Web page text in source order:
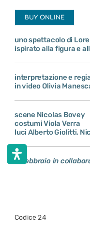
BUY ONLINE
uno spettacolo di
ispirato alla figura e
interpretazione e
in video Olivia
scene Nicolas Bovey
costumi Viola Verra
luci Alberto Giolitti,
15febbraio in
Codice 24